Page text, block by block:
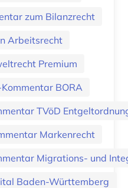
zum Bilanzrecht
Arbeitsrecht
Premium
BORA
TVöD
Markenrecht
Migrations- und
Baden-Württemberg